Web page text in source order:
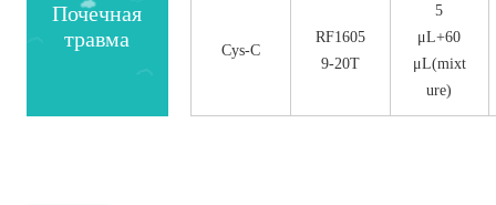
Почечная
травма
Cys-C
RF1605
9-20T
5
μL+60
μL(mixt
ure)